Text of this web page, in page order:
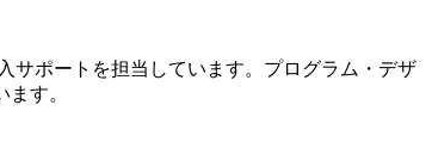
サポートを担当しています。プログラム・デザ
す。